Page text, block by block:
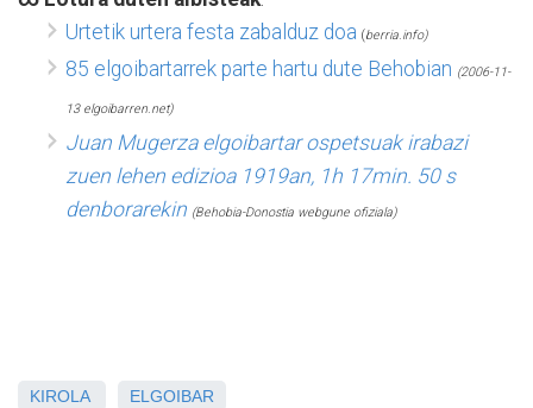
Urtetik urtera festa zabalduz doa (berria.info)
85 elgoibartarrek parte hartu dute Behobian (2006-11-
13 elgoibarren.net)
Juan Mugerza elgoibartar ospetsuak irabazi
zuen lehen edizioa 1919an, 1h 17min. 50 s
denborarekin (Behobia-Donostia webgune ofiziala)
KIROLA ELGOIBAR